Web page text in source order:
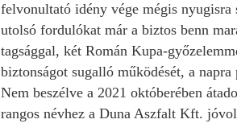
felvonultató idény vége mégis nyugisra
utolsó fordulókat már a biztos benn
tagsággal, két Román Kupa-
biztonságot sugalló működését, a
Nem beszélve a 2021 októberében
rangos névhez a Duna Aszfalt Kft.